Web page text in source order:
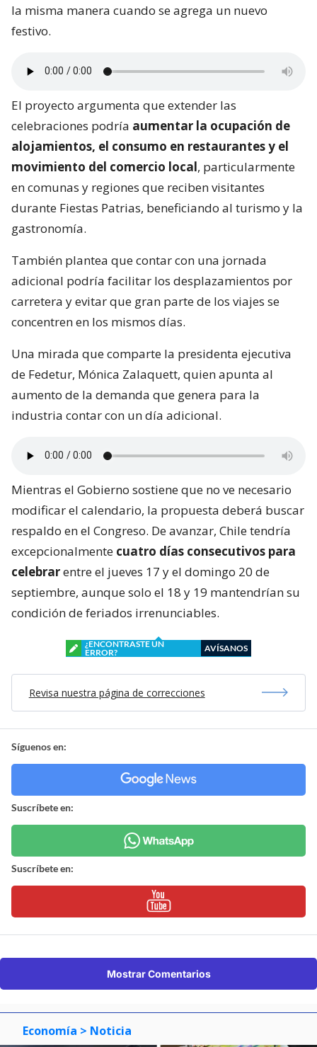
la misma manera cuando se agrega un nuevo
festivo.
El proyecto argumenta que extender las
celebraciones podría aumentar la ocupación de
alojamientos, el consumo en restaurantes y el
movimiento del comercio local, particularmente
en comunas y regiones que reciben visitantes
durante Fiestas Patrias, beneficiando al turismo y la
gastronomía.
También plantea que contar con una jornada
adicional podría facilitar los desplazamientos por
carretera y evitar que gran parte de los viajes se
concentren en los mismos días.
Una mirada que comparte la presidenta ejecutiva
de Fedetur, Mónica Zalaquett, quien apunta al
aumento de la demanda que genera para la
industria contar con un día adicional.
Mientras el Gobierno sostiene que no ve necesario
modificar el calendario, la propuesta deberá buscar
respaldo en el Congreso. De avanzar, Chile tendría
excepcionalmente cuatro días consecutivos para
celebrarentre el jueves 17 y el domingo 20 de
septiembre, aunque solo el 18 y 19 mantendrían su
condición de feriados irrenunciables.
¿ENCONTRASTE UN
ERROR?
AVÍSANOS
Revisa nuestra página de correcciones
Síguenos en:
Suscríbete en:
Suscríbete en:
Mostrar Comentarios
Economía > Noticia